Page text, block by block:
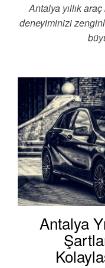
Antalya yıllık
deneyiminizi
Antalya